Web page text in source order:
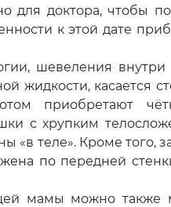
для доктора, чтобы
к этой дате
шевеления внутри
жидкости, касается
приобретают
с хрупким
теле». Кроме того,
по передней
можно также